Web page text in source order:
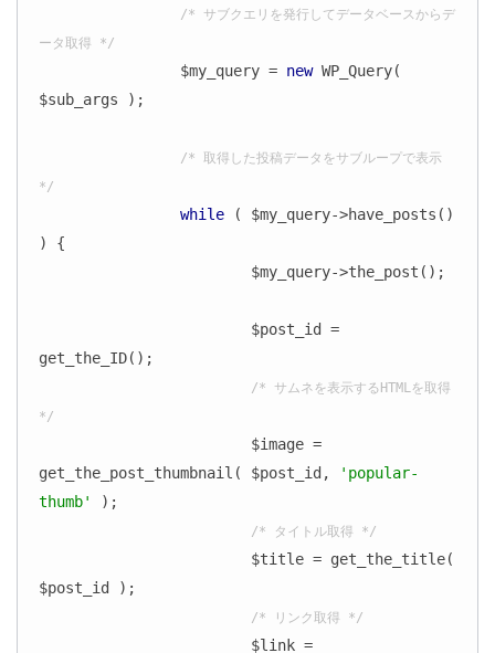
/* サブクエリを発行してデータベースからデ
ータ取得 */
		$my_query =
new WP_Query(
$sub_args );
/* 取得した投稿データをサブループで表示
*/
while ( $my_query->have_posts()
) {
get_the_ID();
/* サムネを表示するHTMLを取得
*/
get_the_post_thumbnail( $post_id,
'popular-
thumb'
);
/* タイトル取得 */
$post_id );
/* リンク取得 */